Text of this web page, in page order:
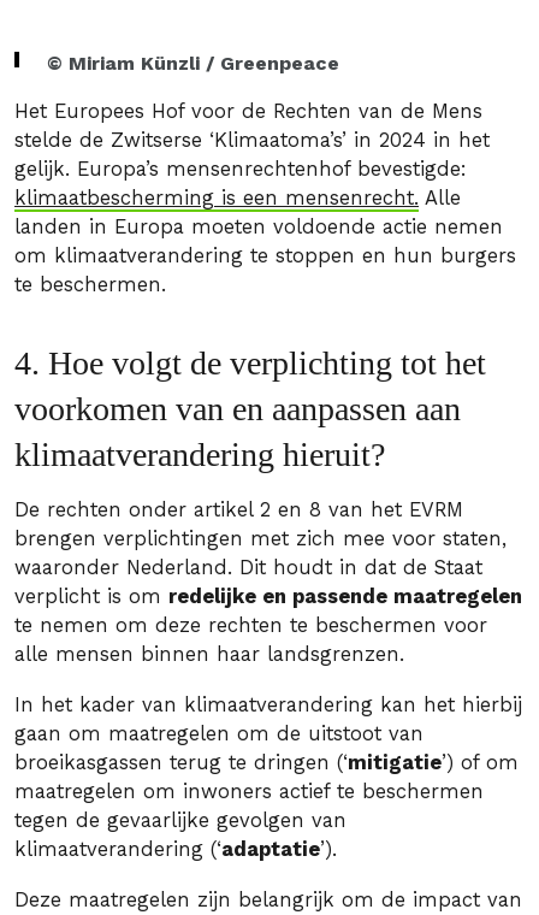
© Miriam Künzli / Greenpeace
Het Europees Hof voor de Rechten van de Mens
stelde de Zwitserse ‘Klimaatoma’s’ in 2024 in het
gelijk. Europa’s mensenrechtenhof bevestigde:
klimaatbescherming is een mensenrecht. Alle
landen in Europa moeten voldoende actie nemen
om klimaatverandering te stoppen en hun burgers
te beschermen.
4. Hoe volgt de verplichting tot het
voorkomen van en aanpassen aan
klimaatverandering hieruit?
De rechten onder artikel 2 en 8 van het EVRM
brengen verplichtingen met zich mee voor staten,
waaronder Nederland. Dit houdt in dat de Staat
verplicht is om redelijke en passende maatregelen
te nemen om deze rechten te beschermen voor
alle mensen binnen haar landsgrenzen.
In het kader van klimaatverandering kan het hierbij
gaan om maatregelen om de uitstoot van
broeikasgassen terug te dringen (‘mitigatie’) of om
maatregelen om inwoners actief te beschermen
tegen de gevaarlijke gevolgen van
klimaatverandering (‘adaptatie’).
Deze maatregelen zijn belangrijk om de impact van